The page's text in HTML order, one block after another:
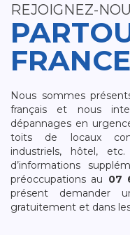
REJOIGNEZ-
FRANCE
Nous sommes
français et nous
dépannages en
toits de locaux
industriels, hôtel,
d’informations
préoccupations au 07
présent demander
gratuitement et dans